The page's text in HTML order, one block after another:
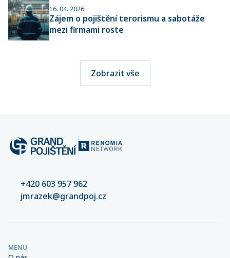
16. 04. 2026
Zájem o pojištění terorismu a sabotáže
mezi firmami roste
Zobrazit vše
+420 603 957 962
jmrazek@grandpoj.cz
MENU